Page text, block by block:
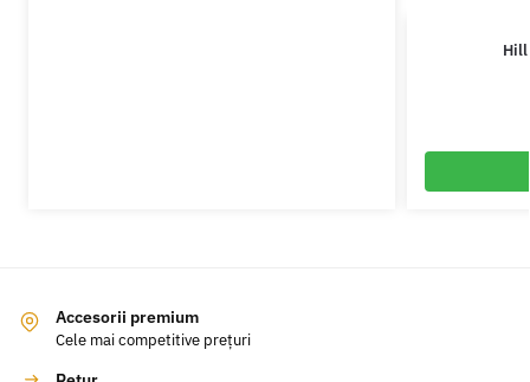
Hill
Accesorii premium
Cele mai competitive prețuri